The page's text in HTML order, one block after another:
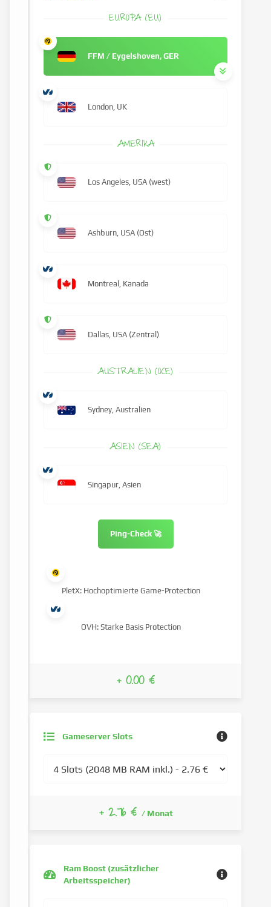
Gameserver Slots
+ 2.76 € / Monat
EUROPA (EU)
FFM / Eygelshoven, GER
London, UK
AMERIKA
Los Angeles, USA (west)
Ashburn, USA (Ost)
Montreal, Kanada
Dallas, USA (Zentral)
AUSTRALIEN (OCE)
Sydney, Australien
ASIEN (SEA)
Singapur, Asien
Ping-Check 🚀
PletX: Hochoptimierte Game-Protection
OVH: Starke Basis Protection
+ 0.00 €
Ram Boost (zusätzlicher
Arbeitsspeicher)